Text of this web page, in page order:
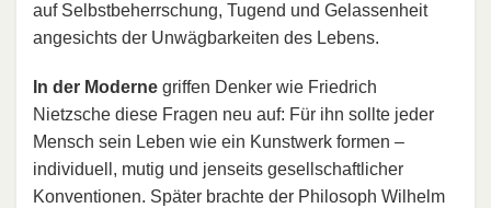
auf Selbstbeherrschung, Tugend und Gelassenheit
angesichts der Unwägbarkeiten des Lebens.
In der Moderne griffen Denker wie Friedrich
Nietzsche diese Fragen neu auf: Für ihn sollte jeder
Mensch sein Leben wie ein Kunstwerk formen –
individuell, mutig und jenseits gesellschaftlicher
Konventionen. Später brachte der Philosoph Wilhelm